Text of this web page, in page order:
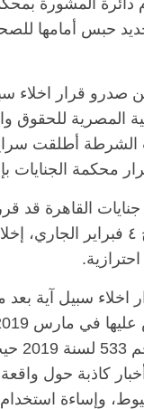
حبس أمامها
ايام من صدرو قرار اخلاء
المصرية للحقوق
الشرطة أطلقت
محكمة الجنايات
القاهرة قد
المنعقدة بتاريخ ٤ فبراير
اخلاء سبيل آية
ذمة
كاذبة حول
وإساءة